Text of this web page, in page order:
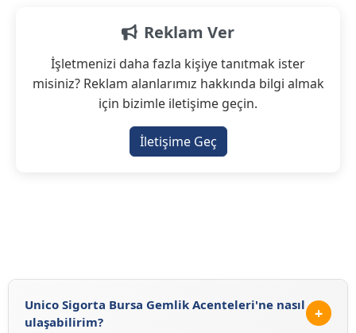
Reklam Ver
İşletmenizi daha fazla kişiye tanıtmak ister
misiniz? Reklam alanlarımız hakkında bilgi almak
için bizimle iletişime geçin.
İletişime Geç
Unico Sigorta Bursa Gemlik Acenteleri'ne nasıl
ulaşabilirim?
+